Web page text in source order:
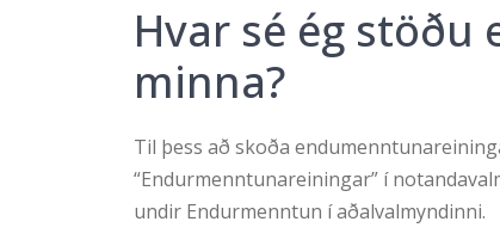
Hvar sé ég
minna?
Til þess að skoða
“Endurmenntunareiningar” í
undir Endurmenntun í aðalvalmyndinni.